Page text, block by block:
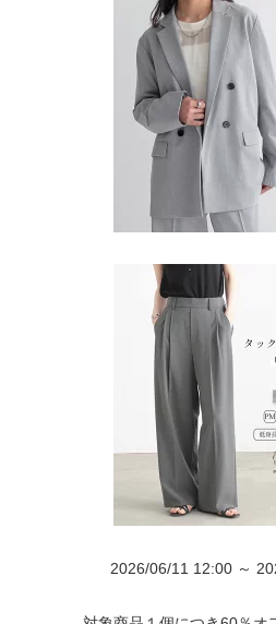
2026/06/11 12:00 ～